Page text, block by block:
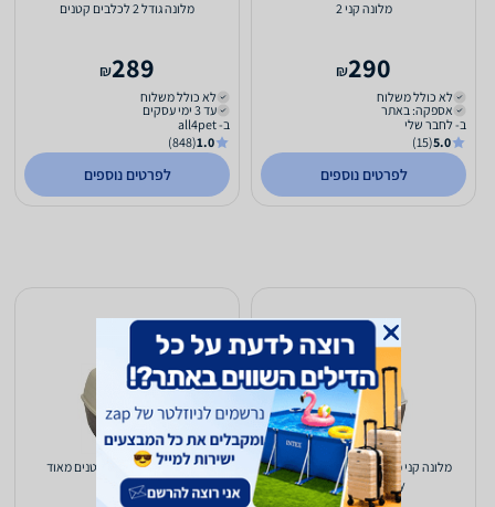
מלונה קני 2
290
₪
לא כולל משלוח
אספקה: באתר
ב- לחבר שלי
5.0
(15)
לפרטים נוספים
מלונה גודל 2 לכלבים קטנים
289
₪
לא כולל משלוח
עד 3 ימי עסקים
ב- all4pet
1.0
(848)
לפרטים נוספים
מלונה קני מיני לכלבים קטנים מאוד -
Ferplast Kenny
מלונה גודל 1 לכלבים קטנים מאוד